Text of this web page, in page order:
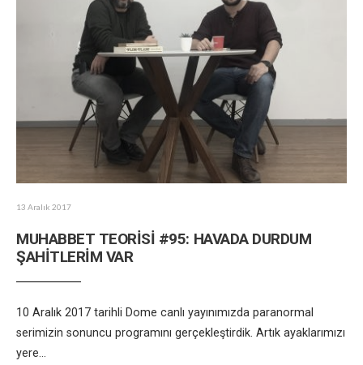
13 Aralık 2017
MUHABBET TEORİSİ #95: HAVADA DURDUM
ŞAHİTLERİM VAR
10 Aralık 2017 tarihli Dome canlı yayınımızda paranormal
serimizin sonuncu programını gerçekleştirdik. Artık ayaklarımızı
yere...